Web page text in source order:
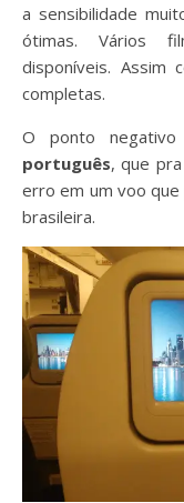
a sensibilidade
ótimas. Vários
disponíveis. Assim
completas.
O ponto
português, que
erro em um voo que
brasileira.